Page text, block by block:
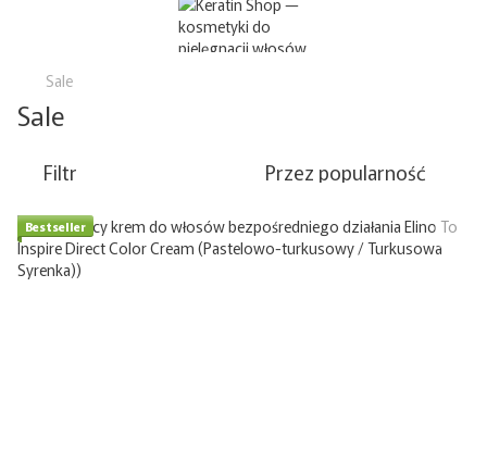
Sale
Sale
Filtr Przez popularność
Bestseller